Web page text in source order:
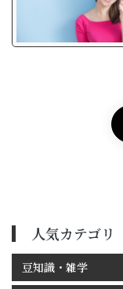
人気カテゴリ
豆知識・雑学